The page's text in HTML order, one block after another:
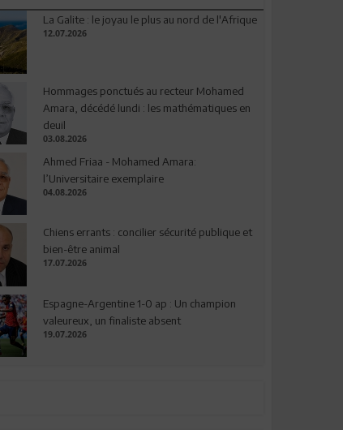
La Galite : le joyau le plus au nord de l'Afrique
12.07.2026
Hommages ponctués au recteur Mohamed
Amara, décédé lundi : les mathématiques en
deuil
03.08.2026
Ahmed Friaa - Mohamed Amara:
l’Universitaire exemplaire
04.08.2026
Chiens errants : concilier sécurité publique et
bien-être animal
17.07.2026
Espagne-Argentine 1-0 ap : Un champion
valeureux, un finaliste absent
19.07.2026